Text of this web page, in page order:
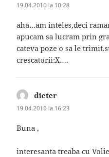
19.04.2010 la 10:28
aha…am inteles,deci
apucam sa lucram prin
cateva poze o sa le
crescatorii:X….
dieter
19.04.2010 la 16:23
Buna ,
interesanta treaba cu